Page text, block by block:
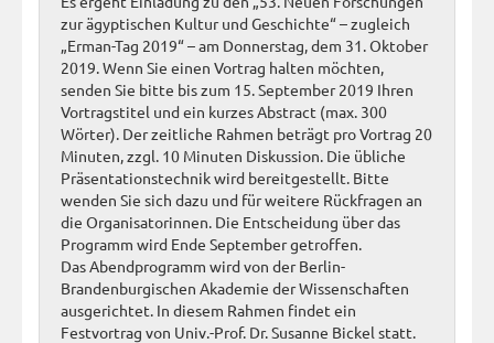
zur ägyptischen Kultur und Geschichte“ – zugleich
„Erman-Tag 2019“ – am Donnerstag, dem 31. Oktober
2019. Wenn Sie einen Vortrag halten möchten,
senden Sie bitte bis zum 15. September 2019 Ihren
Vortragstitel und ein kurzes Abstract (max. 300
Wörter). Der zeitliche Rahmen beträgt pro Vortrag 20
Minuten, zzgl. 10 Minuten Diskussion. Die übliche
Präsentationstechnik wird bereitgestellt. Bitte
wenden Sie sich dazu und für weitere Rückfragen an
die Organisatorinnen. Die Entscheidung über das
Programm wird Ende September getroffen.
Das Abendprogramm wird von der Berlin-
Brandenburgischen Akademie der Wissenschaften
ausgerichtet. In diesem Rahmen findet ein
Festvortrag von Univ.-Prof. Dr. Susanne Bickel statt.